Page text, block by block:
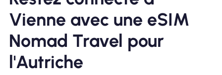
Vienne avec une eSIM
Nomad Travel pour
l'Autriche